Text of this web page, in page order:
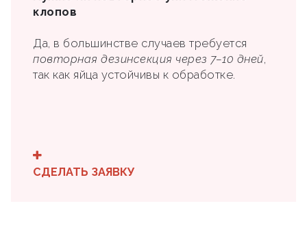
клопов
Да, в большинстве случаев требуется
повторная дезинсекция через 7–10 дней,
так как яйца устойчивы к обработке.
СДЕЛАТЬ ЗАЯВКУ